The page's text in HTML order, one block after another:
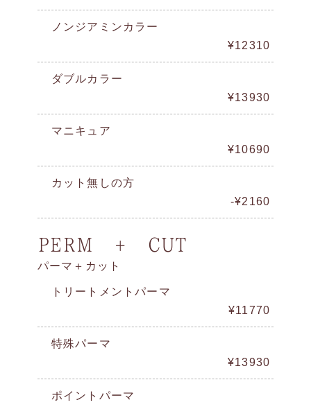
ノンジアミンカラー
¥12310
ダブルカラー
¥13930
マニキュア
¥10690
カット無しの方
-¥2160
PERM + CUT
パーマ＋カット
トリートメントパーマ
¥11770
特殊パーマ
¥13930
ポイントパーマ